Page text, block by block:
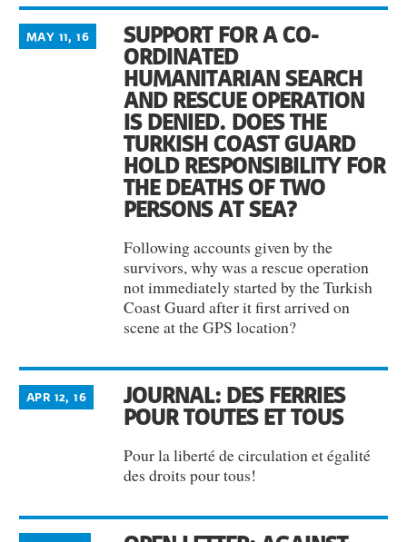
SUPPORT FOR A CO-
ORDINATED
HUMANITARIAN SEARCH
AND RESCUE OPERATION
IS DENIED. DOES THE
TURKISH COAST GUARD
HOLD RESPONSIBILITY FOR
THE DEATHS OF TWO
PERSONS AT SEA?
MAY 11, 16
Following accounts given by the
survivors, why was a rescue operation
not immediately started by the Turkish
Coast Guard after it first arrived on
scene at the GPS location?
JOURNAL: DES FERRIES
POUR TOUTES ET TOUS
APR 12, 16
Pour la liberté de circulation et égalité
des droits pour tous!